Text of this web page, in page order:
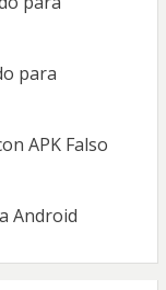
para
APK Falso
Android